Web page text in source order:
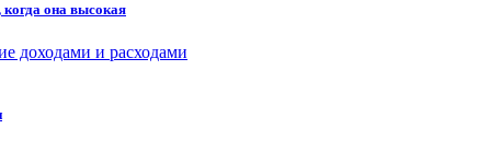
когда она высокая
доходами и расходами